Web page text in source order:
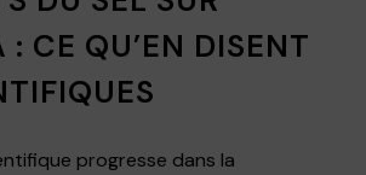
: CE QU’EN DISENT
progresse dans la